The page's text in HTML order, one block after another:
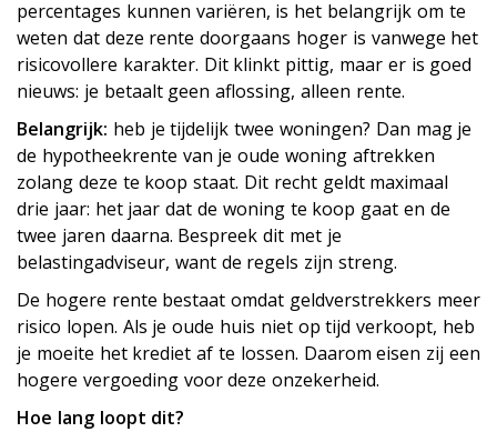
percentages kunnen variëren, is het belangrijk om te
weten dat deze rente doorgaans hoger is vanwege het
risicovollere karakter. Dit klinkt pittig, maar er is goed
nieuws: je betaalt geen aflossing, alleen rente.
Belangrijk: heb je tijdelijk twee woningen? Dan mag je
de hypotheekrente van je oude woning aftrekken
zolang deze te koop staat. Dit recht geldt maximaal
drie jaar: het jaar dat de woning te koop gaat en de
twee jaren daarna. Bespreek dit met je
belastingadviseur, want de regels zijn streng.
De hogere rente bestaat omdat geldverstrekkers meer
risico lopen. Als je oude huis niet op tijd verkoopt, heb
je moeite het krediet af te lossen. Daarom eisen zij een
hogere vergoeding voor deze onzekerheid.
Hoe lang loopt dit?